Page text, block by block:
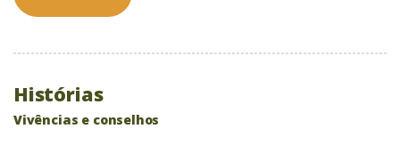
Histórias
Vivências e conselhos